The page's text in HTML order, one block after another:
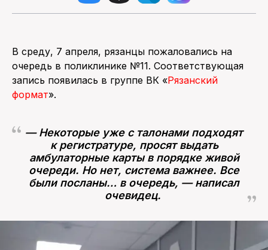
В среду, 7 апреля, рязанцы пожаловались на
очередь в поликлинике №11. Соответствующая
запись появилась в группе ВК «Рязанский
формат».
— Некоторые уже с талонами подходят
к регистратуре, просят выдать
амбулаторные карты в порядке живой
очереди. Но нет, система важнее. Все
были посланы… в очередь, — написал
очевидец.